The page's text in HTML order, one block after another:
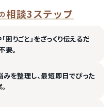
相談3ステップ
困りごと」をざっくり伝えるだ
要。
を整理し、最短即日でぴった